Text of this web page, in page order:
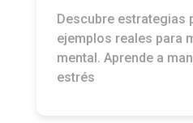
Descubre estrategias
ejemplos reales para
mental. Aprende a
estrés